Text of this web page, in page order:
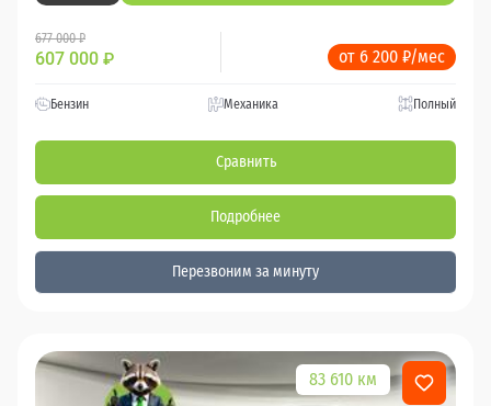
677 000 ₽
607 000 ₽ от 6 200 ₽/мес
Бензин Механика Полный
Сравнить
Подробнее
Перезвоним за минуту
83 610 км